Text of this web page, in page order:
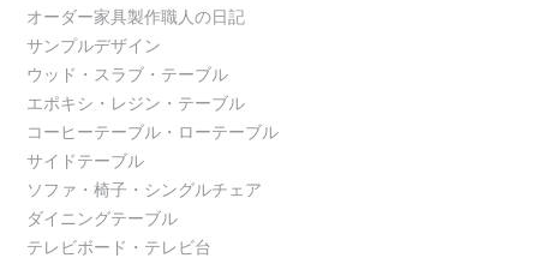
オーダー家具製作職人の日記
サンプルデザイン
ウッド・スラブ・テーブル
エポキシ・レジン・テーブル
コーヒーテーブル・ローテーブル
サイドテーブル
ソファ・椅子・シングルチェア
ダイニングテーブル
テレビボード・テレビ台